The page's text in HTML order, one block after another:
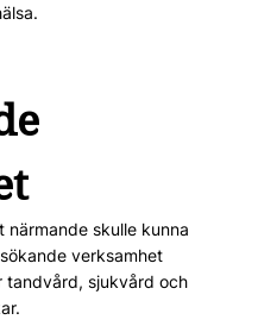
skulle kunna
verksamhet
tandvård, sjukvård och